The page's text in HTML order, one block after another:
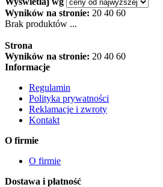
Wyników na stronie: 20 40 60
Brak produktów ...
Strona
Wyników na stronie: 20 40 60
Informacje
Regulamin
Polityka prywatności
Reklamacje i zwroty
Kontakt
O firmie
O firmie
Dostawa i płatność